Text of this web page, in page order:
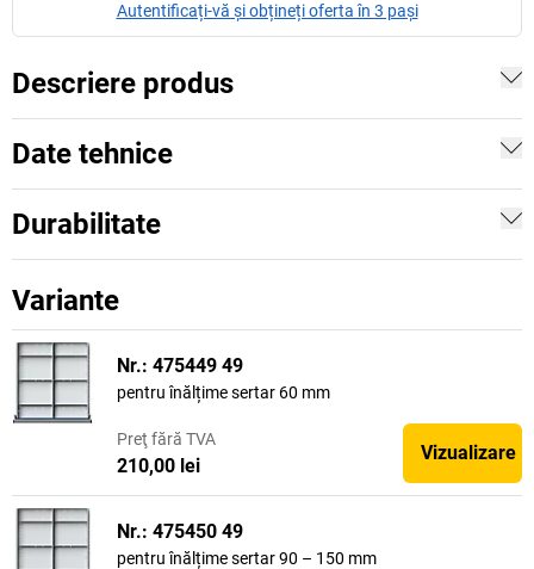
Autentificați-vă și obțineți oferta în 3 pași
Descriere produs
Date tehnice
Durabilitate
Variante
Nr.: 475449 49
pentru înălțime sertar 60 mm
Preţ fără TVA
210,00 lei
Vizualizare
Nr.: 475450 49
pentru înălțime sertar 90 – 150 mm